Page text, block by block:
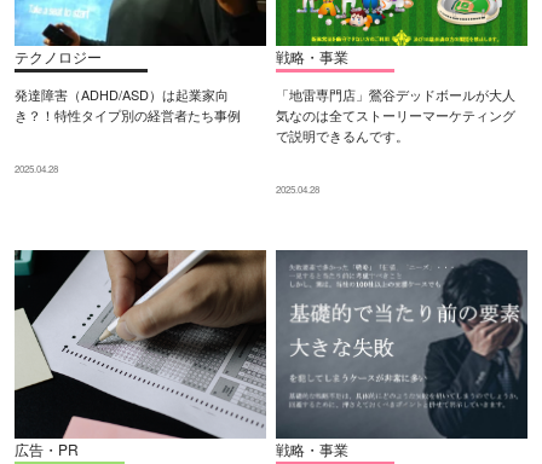
テクノロジー
発達障害（ADHD/ASD）は起業家向
き？！特性タイプ別の経営者たち事例
2025.04.28
戦略・事業
「地雷専門店」鶯谷デッドボールが大人
気なのは全てストーリーマーケティング
で説明できるんです。
2025.04.28
広告・PR 戦略・事業